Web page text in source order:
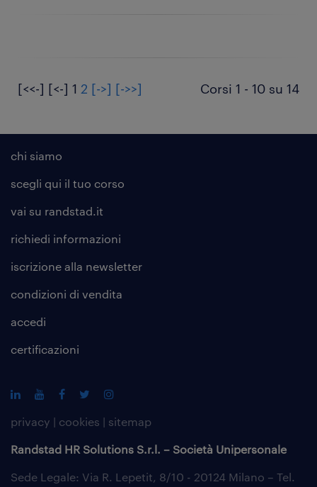
[<<-] [<-] 1 2 [->] [->>] Corsi 1 - 10 su 14
chi siamo
scegli qui il tuo corso
vai su randstad.it
richiedi informazioni
iscrizione alla newsletter
condizioni di vendita
accedi
certificazioni
privacy | cookies | sitemap
Randstad HR Solutions S.r.l. – Società Unipersonale
Sede Legale: Via R. Lepetit, 8/10 - 20124 Milano – Tel.